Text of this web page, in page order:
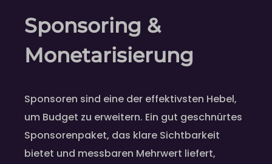
Sponsoring &
Monetarisierung
Sponsoren sind eine der effektivsten Hebel,
um Budget zu erweitern. Ein gut geschnürtes
Sponsorenpaket, das klare Sichtbarkeit
bietet und messbaren Mehrwert liefert,